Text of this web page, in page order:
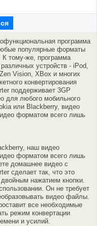
программа
популярные форматы
К тому-же, программа
устройств - iPod,
Vision, XBox и многих
конвертирования
поддерживает 3GP
для любого мобильного
или Blackberry, видео
форматом всего лишь
наш видео
форматом всего лишь
домашнее видео с
сделает так, что это
нажатием кнопки.
Он не требует
видео файлы.
все необходимые
режим конвертации
и усилий.